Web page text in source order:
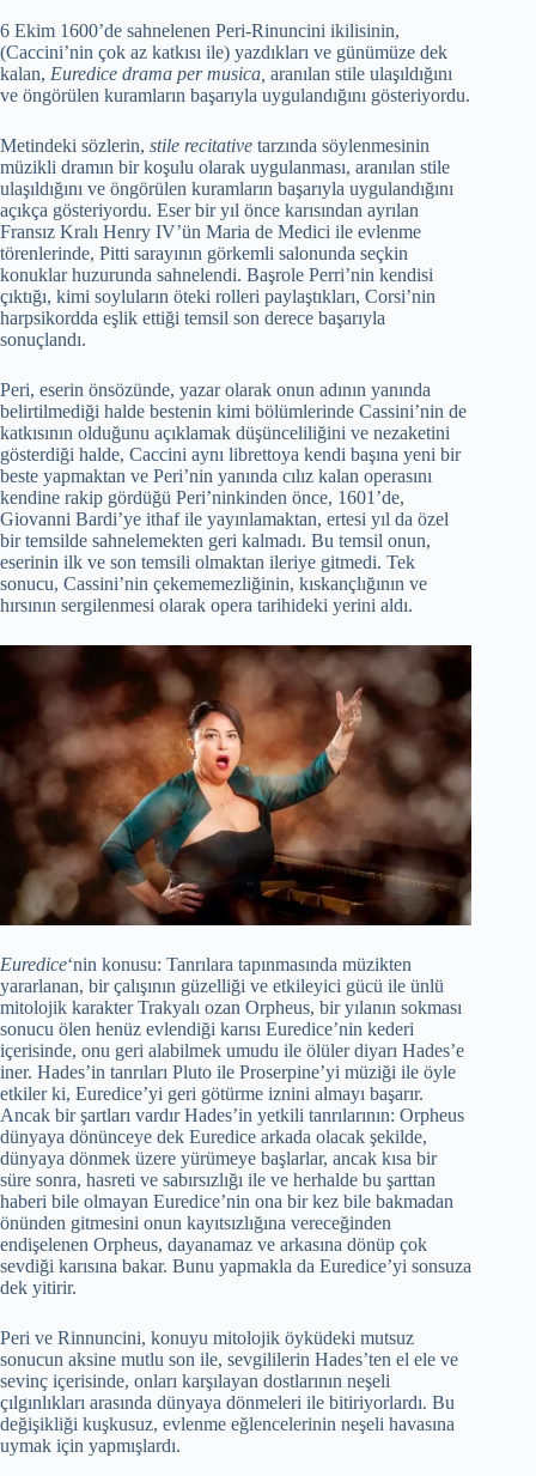
6 Ekim 1600’de sahnelenen Peri-Rinuncini ikilisinin,
(Caccini’nin çok az katkısı ile) yazdıkları ve günümüze dek
kalan, Euredice drama per musica, aranılan stile ulaşıldığını
ve öngörülen kuramların başarıyla uygulandığını gösteriyordu.
Metindeki sözlerin, stile recitative tarzında söylenmesinin
müzikli dramın bir koşulu olarak uygulanması, aranılan stile
ulaşıldığını ve öngörülen kuramların başarıyla uygulandığını
açıkça gösteriyordu. Eser bir yıl önce karısından ayrılan
Fransız Kralı Henry IV’ün Maria de Medici ile evlenme
törenlerinde, Pitti sarayının görkemli salonunda seçkin
konuklar huzurunda sahnelendi. Başrole Perri’nin kendisi
çıktığı, kimi soyluların öteki rolleri paylaştıkları, Corsi’nin
harpsikordda eşlik ettiği temsil son derece başarıyla
sonuçlandı.
Peri, eserin önsözünde, yazar olarak onun adının yanında
belirtilmediği halde bestenin kimi bölümlerinde Cassini’nin de
katkısının olduğunu açıklamak düşünceliliğini ve nezaketini
gösterdiği halde, Caccini aynı librettoya kendi başına yeni bir
beste yapmaktan ve Peri’nin yanında cılız kalan operasını
kendine rakip gördüğü Peri’ninkinden önce, 1601’de,
Giovanni Bardi’ye ithaf ile yayınlamaktan, ertesi yıl da özel
bir temsilde sahnelemekten geri kalmadı. Bu temsil onun,
eserinin ilk ve son temsili olmaktan ileriye gitmedi. Tek
sonucu, Cassini’nin çekememezliğinin, kıskançlığının ve
hırsının sergilenmesi olarak opera tarihideki yerini aldı.
Euredice‘nin konusu: Tanrılara tapınmasında müzikten
yararlanan, bir çalışının güzelliği ve etkileyici gücü ile ünlü
mitolojik karakter Trakyalı ozan Orpheus, bir yılanın sokması
sonucu ölen henüz evlendiği karısı Euredice’nin kederi
içerisinde, onu geri alabilmek umudu ile ölüler diyarı Hades’e
iner. Hades’in tanrıları Pluto ile Proserpine’yi müziği ile öyle
etkiler ki, Euredice’yi geri götürme iznini almayı başarır.
Ancak bir şartları vardır Hades’in yetkili tanrılarının: Orpheus
dünyaya dönünceye dek Euredice arkada olacak şekilde,
dünyaya dönmek üzere yürümeye başlarlar, ancak kısa bir
süre sonra, hasreti ve sabırsızlığı ile ve herhalde bu şarttan
haberi bile olmayan Euredice’nin ona bir kez bile bakmadan
önünden gitmesini onun kayıtsızlığına vereceğinden
endişelenen Orpheus, dayanamaz ve arkasına dönüp çok
sevdiği karısına bakar. Bunu yapmakla da Euredice’yi sonsuza
dek yitirir.
Peri ve Rinnuncini, konuyu mitolojik öyküdeki mutsuz
sonucun aksine mutlu son ile, sevgililerin Hades’ten el ele ve
sevinç içerisinde, onları karşılayan dostlarının neşeli
çılgınlıkları arasında dünyaya dönmeleri ile bitiriyorlardı. Bu
değişikliği kuşkusuz, evlenme eğlencelerinin neşeli havasına
uymak için yapmışlardı.